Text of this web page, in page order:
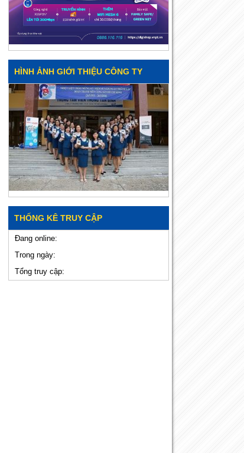
HÌNH ẢNH GIỚI THIỆU CÔNG TY
THỐNG KÊ TRUY CẬP
Đang online:
Trong ngày:
Tổng truy cập: